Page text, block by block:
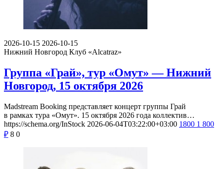
2026-10-15 2026-10-15
Нижний Новгород Клуб «Alcatraz»
Группа «Грай», тур «Омут» — Нижний
Новгород, 15 октября 2026
Madstream Booking представляет концерт группы Грай
в рамках тура «Омут». 15 октября 2026 года коллектив…
https://schema.org/InStock 2026-06-04T03:22:00+03:00 1800 1 800
₽ 8 0